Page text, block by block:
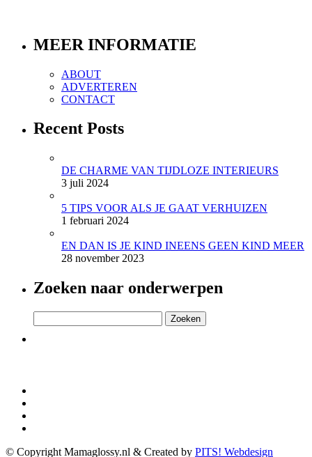
MEER INFORMATIE
ABOUT
ADVERTEREN
CONTACT
Recent Posts
DE CHARME VAN TIJDLOZE INTERIEURS
3 juli 2024
5 TIPS VOOR ALS JE GAAT VERHUIZEN
1 februari 2024
EN DAN IS JE KIND INEENS GEEN KIND MEER
28 november 2023
Zoeken naar onderwerpen
naar:
© Copyright Mamaglossy.nl & Created by PITS! Webdesign